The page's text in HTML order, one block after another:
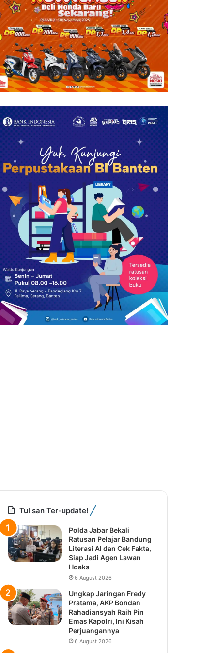
Tulisan Ter-update!
Polda Jabar Bekali
Ratusan Pelajar
Bandung Literasi AI dan
Cek Fakta, Siap Jadi
Agen Lawan Hoaks
6 August 2026
Ungkap Jaringan Fredy
Pratama, AKP Bondan
Rahadiansyah Raih Pin
Emas Kapolri, Ini Kisah
Perjuangannya
6 August 2026